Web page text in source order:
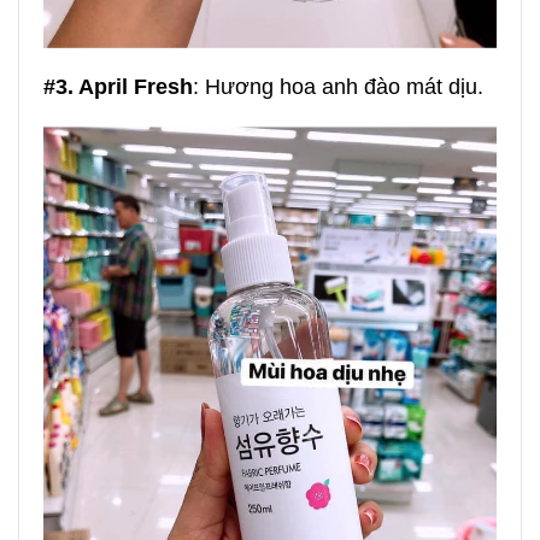
#3. April Fresh: Hương hoa anh đào mát dịu.